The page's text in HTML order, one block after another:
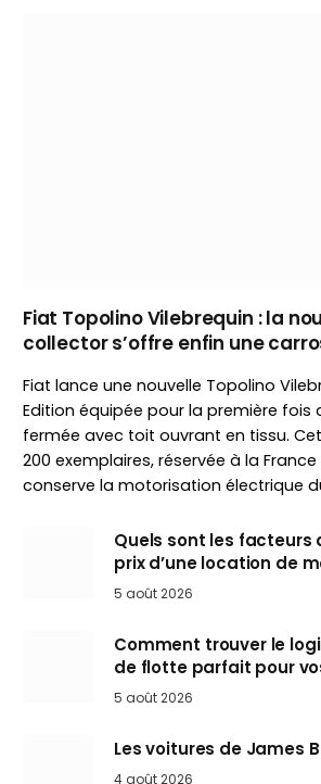
Fiat Topolino Vilebrequin : la
collector s’offre enfin une
Fiat lance une nouvelle Topolino
Edition équipée pour la première fois
fermée avec toit ouvrant en tissu.
200 exemplaires, réservée à la France
conserve la motorisation électrique
Quels sont les facteurs
prix d’une location de
5 août 2026
Comment trouver le
de flotte parfait pour
5 août 2026
Les voitures de James
4 août 2026